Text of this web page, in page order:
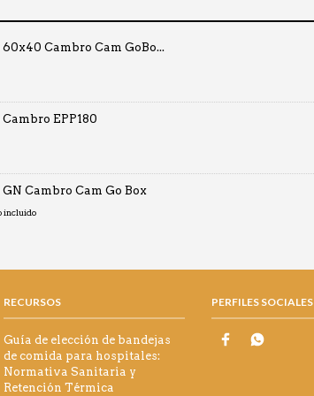
Cambro Cam GoBo...
EPP180
Cambro Cam Go Box
incluido
RECURSOS
Guía de elección de bandejas
de comida para hospitales:
Normativa Sanitaria y
Retención Térmica
PERFILES SOCIALES